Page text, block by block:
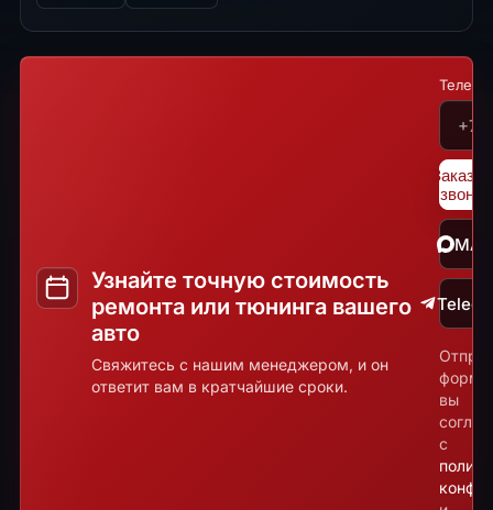
Узнайте точную стоимость
ремонта или тюнинга вашего
авто
Свяжитесь с нашим менеджером, и он
ответит вам в кратчайшие сроки.
звонок
форму,
вы
с